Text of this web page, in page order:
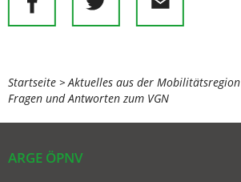
Sie
befinden
hier:
Startseite
Aktuelles aus der Mobilitätsregion
Fragen und Antworten zum VGN
ARGE ÖPNV